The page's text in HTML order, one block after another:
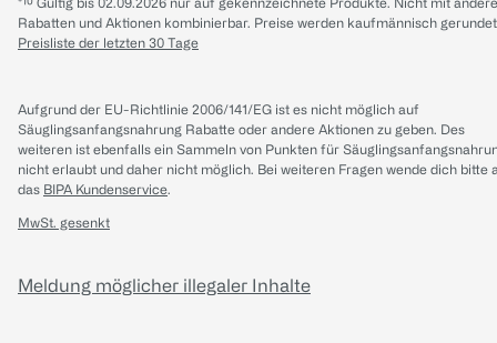
Rabatten und Aktionen kombinierbar. Preise werden kaufmännisch
Preisliste der letzten 30 Tage
Aufgrund der EU-Richtlinie 2006/141/EG ist es nicht möglich auf
Säuglingsanfangsnahrung Rabatte oder andere Aktionen zu geben. Des
weiteren ist ebenfalls ein Sammeln von Punkten für
nicht erlaubt und daher nicht möglich. Bei weiteren Fragen wende dich bitte
das BIPA Kundenservice.
MwSt. gesenkt
Meldung möglicher illegaler Inhalte